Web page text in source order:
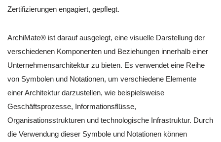
Zertifizierungen engagiert, gepflegt.
ArchiMate® ist darauf ausgelegt, eine visuelle Darstellung der
verschiedenen Komponenten und Beziehungen innerhalb einer
Unternehmensarchitektur zu bieten. Es verwendet eine Reihe
von Symbolen und Notationen, um verschiedene Elemente
einer Architektur darzustellen, wie beispielsweise
Geschäftsprozesse, Informationsflüsse,
Organisationsstrukturen und technologische Infrastruktur. Durch
die Verwendung dieser Symbole und Notationen können